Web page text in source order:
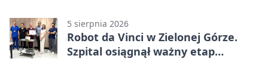
5 sierpnia 2026
Robot da Vinci w Zielonej Górze.
Szpital osiągnął ważny etap